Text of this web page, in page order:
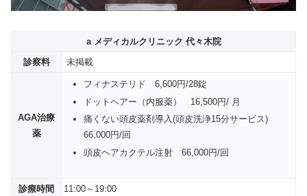
a メディカルクリニック 代々木院
診察料
未掲載
AGA治療
薬
フィナステリド 6,600円/28錠
ドットヘアー（内服薬） 16,500円/ 月
痛くない頭⽪薬剤導入(頭皮洗浄15分サービス)
66,000円/回
頭⽪ヘアカクテル注射 66,000円/回
診療時間
11:00～19:00